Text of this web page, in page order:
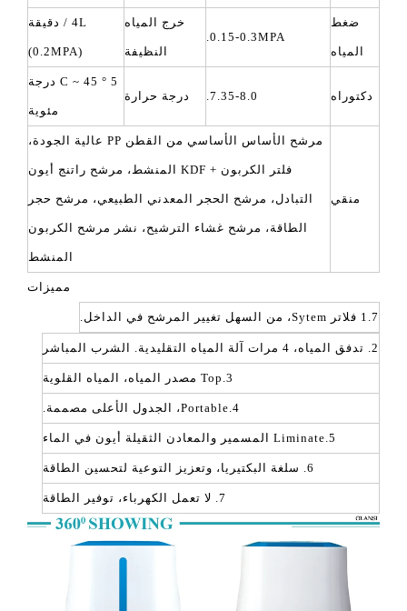
ضغط
المياه
0.15-0.3MPA.
خرج المياه
النظيفة
4L / دقيقة
(0.2MPA)
دكتوراه 7.35-8.0. درجة حرارة
5 ° C ~ 45 درجة
مئوية
منقي
مرشح الأساس الأساسي من القطن PP عالية الجودة،
فلتر الكربون + KDF المنشط، مرشح راتنج أيون
التبادل، مرشح الحجر المعدني الطبيعي، مرشح حجر
الطاقة، مرشح غشاء الترشيح، نشر مرشح الكربون
المنشط
مميزات
1.7 فلاتر Sytem، من السهل تغيير المرشح في الداخل.
2. تدفق المياه، 4 مرات آلة المياه التقليدية. الشرب المباشر
3.Top مصدر المياه، المياه القلوية
4.Portable، الجدول الأعلى مصممة.
5.Liminate المسمير والمعادن الثقيلة أيون في الماء
6. سلغة البكتيريا، وتعزيز التوعية لتحسين الطاقة
7. لا تعمل الكهرباء، توفير الطاقة